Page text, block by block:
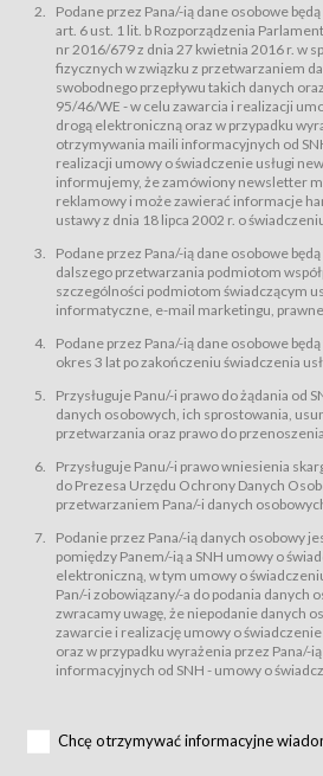
Sklep – sklep internetowy prowadzony przez
Regulamin – niniejszy regulamin.
§ 2
Postanowienia ogólne
Regulamin określa zasady:
świadczenia Usługobiorcom Usług przez
zastrzeżeniem usług, o których mowa w
zasady świadczenia precyzują odrębne
przetwarzania przez Usługodawcę
będących osobami fizycznymi.
świadczy Usługi drogą elektroniczną w
2002 r. o świadczeniu usług drogą
1204, z późń. zm.). Usługi świadczone są
usługę przeglądania i odczytywania przez
zamieszczanych w Serwisie,
usługę utrzymywania konta użytkownika
usługę newsletter,
usługę zawierania na odległość umów
usługę zawierania na odległość umów
dnia 18 lipca 2002 r. o świadczeniu usług
r., Nr 144, poz. 1204, z późń. zm.). Usługi
Na zasadach określonych w Regulaminie
Usługobiorca przed rozpoczęciem korzystania
zapoznać się z Regulaminem. Założenie konta
usługi newsletter za pośrednictwem
zamieszczonego na stronach Serwisu
Usługobiorców wymaga akceptacji
Usługobiorca zobowiązany jest do
od chwili rozpoczęcia korzystania z Serwisu.
Regulamin jest udostępniony Usługobiorcom
Warunki techniczne korzystania z Usług
Podane przez Pana/-ią dane osobowe
art. 6 ust. 1 lit. b Rozporządzenia
nr 2016/679 z dnia 27 kwietnia 2016 r. w
fizycznych w związku z przetwarzaniem
swobodnego przepływu takich danych
95/46/WE - w celu zawarcia i realizacji
drogą elektroniczną oraz w przypadku
otrzymywania maili informacyjnych od
realizacji umowy o świadczenie usługi
informujemy, że zamówiony newsletter
reklamowy i może zawierać informacje
ustawy z dnia 18 lipca 2002 r. o
Podane przez Pana/-ią dane osobowe
dalszego przetwarzania podmiotom
szczególności podmiotom świadczącym
informatyczne, e-mail marketingu,
Podane przez Pana/-ią dane osobowe
okres 3 lat po zakończeniu świadczenia
Przysługuje Panu/-i prawo do żądania od
danych osobowych, ich sprostowania,
przetwarzania oraz prawo do
Przysługuje Panu/-i prawo wniesienia
do Prezesa Urzędu Ochrony Danych
przetwarzaniem Pana/-i danych
Podanie przez Pana/-ią danych osobowy
pomiędzy Panem/-ią a SNH umowy o
elektroniczną, w tym umowy o
Pan/-i zobowiązany/-a do podania danych
zwracamy uwagę, że niepodanie danych
zawarcie i realizację umowy o
oraz w przypadku wyrażenia przez Pana/-
informacyjnych od SNH - umowy o
Chcę otrzymywać informacyjne